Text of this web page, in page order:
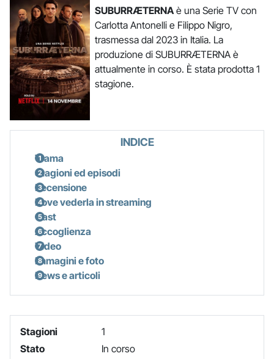
SUBURRÆTERNAè una Serie TV con
Carlotta Antonelli e Filippo Nigro,
trasmessa dal 2023 in Italia. La
produzione di SUBURRÆTERNA è
attualmente in corso. È stata prodotta 1
stagione.
INDICE
Trama
Stagioni ed episodi
Recensione
Dove vederla in streaming
Cast
Accoglienza
Video
Immagini e foto
News e articoli
Stagioni
1
Stato
In corso